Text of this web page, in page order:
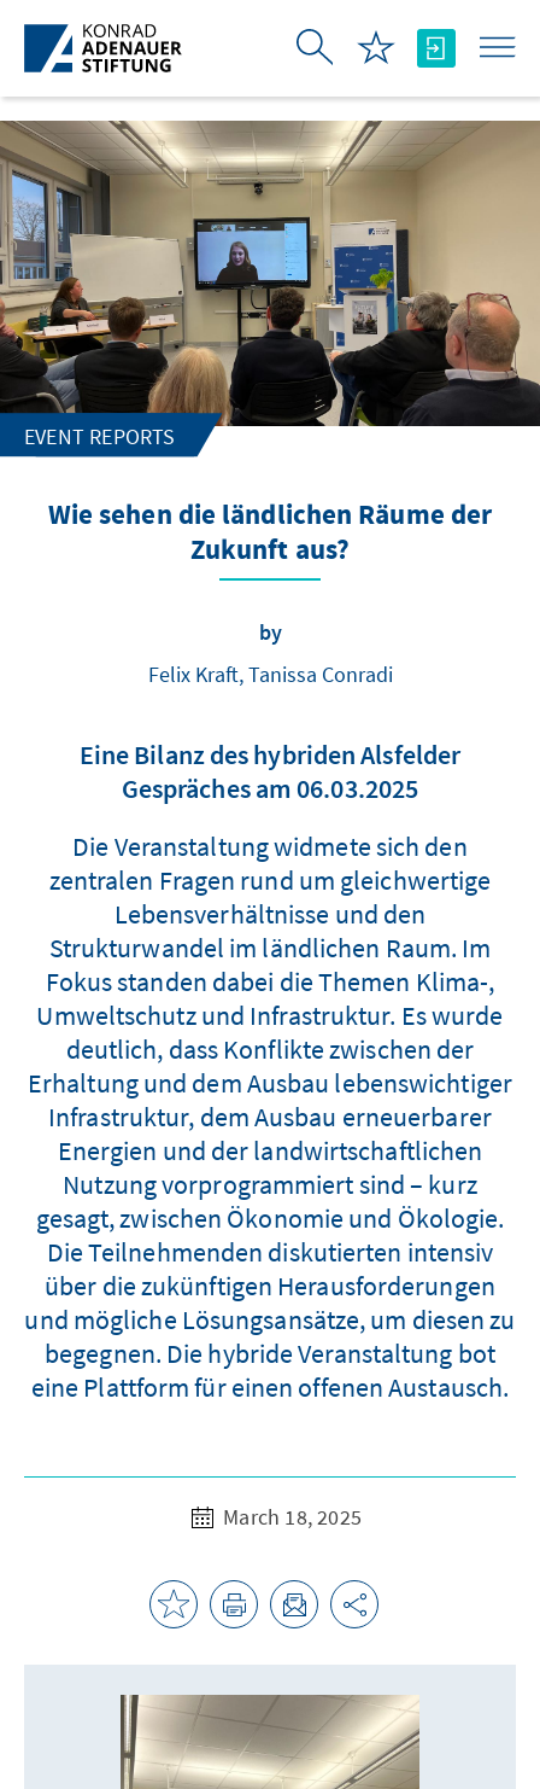
Skip to Main Content
EVENT REPORTS
Wie sehen die ländlichen Räume der
Zukunft aus?
by
Felix Kraft, Tanissa Conradi
Eine Bilanz des hybriden Alsfelder
Gespräches am 06.03.2025
Die Veranstaltung widmete sich den
zentralen Fragen rund um gleichwertige
Lebensverhältnisse und den
Strukturwandel im ländlichen Raum. Im
Fokus standen dabei die Themen Klima-,
Umweltschutz und Infrastruktur. Es wurde
deutlich, dass Konflikte zwischen der
Erhaltung und dem Ausbau lebenswichtiger
Infrastruktur, dem Ausbau erneuerbarer
Energien und der landwirtschaftlichen
Nutzung vorprogrammiert sind – kurz
gesagt, zwischen Ökonomie und Ökologie.
Die Teilnehmenden diskutierten intensiv
über die zukünftigen Herausforderungen
und mögliche Lösungsansätze, um diesen zu
begegnen. Die hybride Veranstaltung bot
eine Plattform für einen offenen Austausch.
March 18, 2025